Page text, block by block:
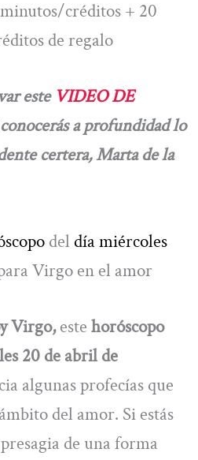
créditos + 20
de regalo
esteVIDEO DE
a profundidad lo
certera, Marta de la
del día miércoles
Virgo en el amor
Virgo,este horóscopo
20 de abril de
algunas profecías que
del amor. Si estás
de una forma